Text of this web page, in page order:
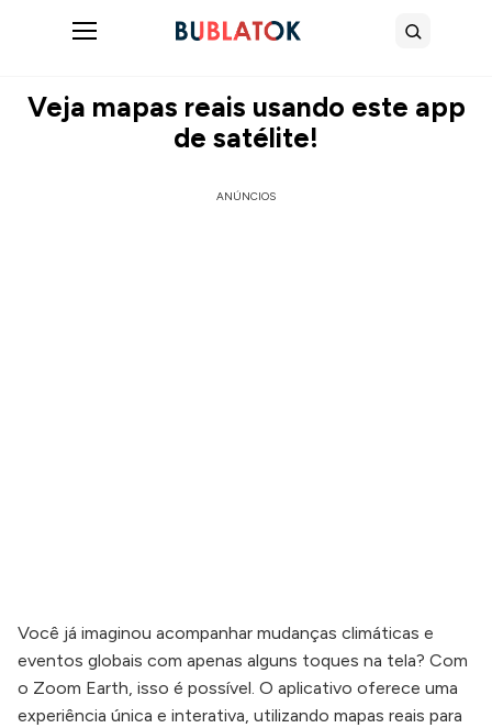
Buscar
Veja mapas reais usando este app
de satélite!
ANÚNCIOS
Você já imaginou acompanhar mudanças climáticas e
eventos globais com apenas alguns toques na tela? Com
o Zoom Earth, isso é possível. O aplicativo oferece uma
experiência única e interativa, utilizando mapas reais para